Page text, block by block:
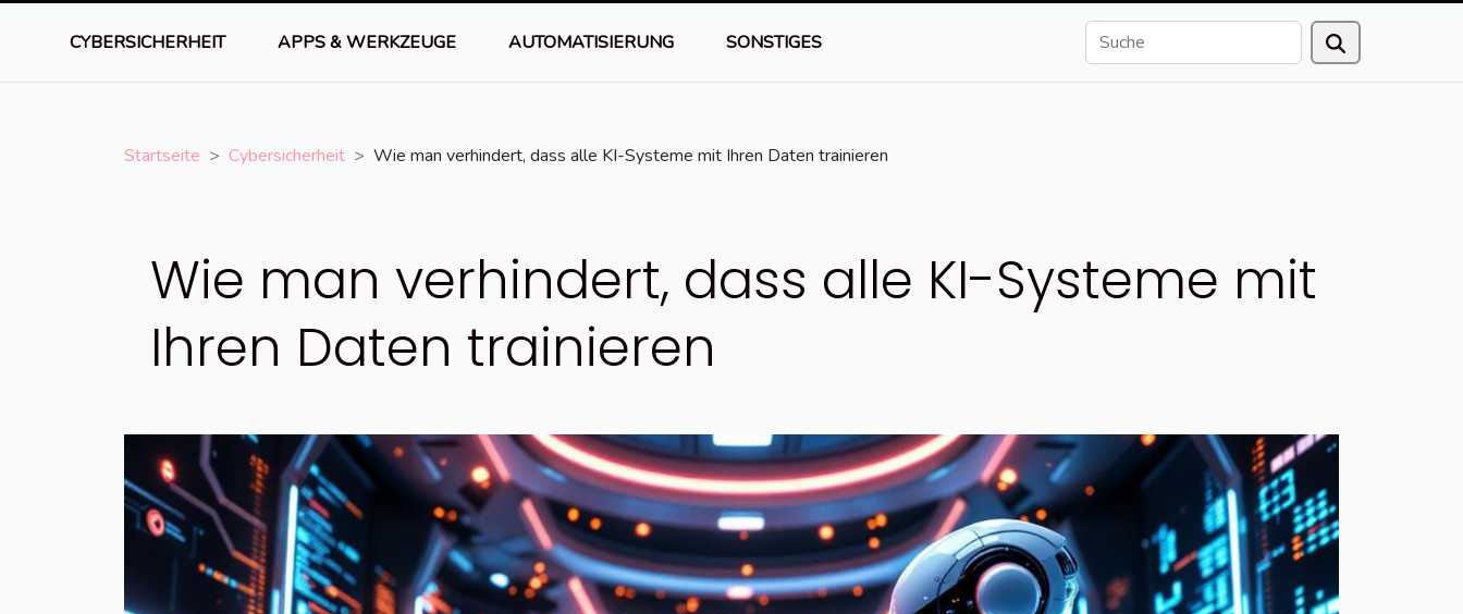
CYBERSICHERHEIT APPS & WERKZEUGE AUTOMATISIERUNG SONSTIGES
Startseite Cybersicherheit Wie man verhindert, dass alle KI-Systeme mit Ihren Daten trainieren
Wie man verhindert, dass alle KI-Systeme mit
Ihren Daten trainieren